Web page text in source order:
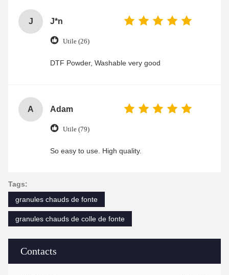
Contacts
J J*n
Utile (26)
DTF Powder, Washable very good
A Adam
Utile (79)
So easy to use. High quality.
Tags:
granules chauds de fonte
granules chauds de colle de fonte